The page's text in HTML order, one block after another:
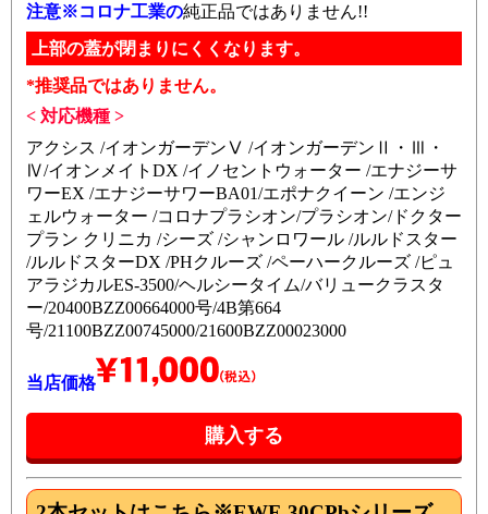
注意※コロナ工業の純正品ではありません!!
上部の蓋が閉まりにくくなります。
*推奨品ではありません。
< 対応機種 >
アクシス /イオンガーデンⅤ /イオンガーデンⅡ・Ⅲ・
Ⅳ/イオンメイトDX /イノセントウォーター /エナジーサ
ワーEX /エナジーサワーBA01/エポナクイーン /エンジ
ェルウォーター /コロナプラシオン/プラシオン/ドクター
プラン クリニカ /シーズ /シャンロワール /ルルドスター
/ルルドスターDX /PHクルーズ /ペーハークルーズ /ピュ
アラジカルES-3500/ヘルシータイム/バリュークラスタ
ー/20400BZZ00664000号/4B第664
号/21100BZZ00745000/21600BZZ00023000
当店価格